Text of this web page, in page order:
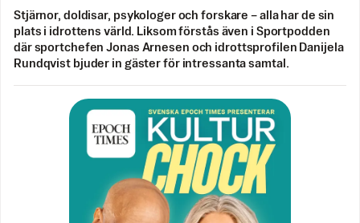
Stjärnor, doldisar, psykologer och forskare – alla har de sin
plats i idrottens värld. Liksom förstås även i Sportpodden
där sportchefen Jonas Arnesen och idrottsprofilen Danijela
Rundqvist bjuder in gäster för intressanta samtal.